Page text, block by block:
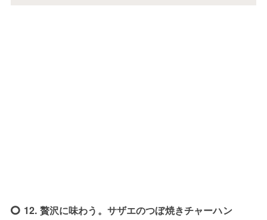
12. 贅沢に味わう。サザエのつぼ焼きチャーハン